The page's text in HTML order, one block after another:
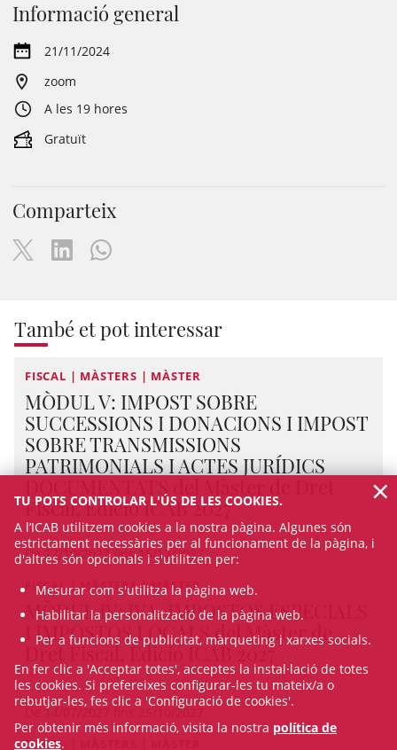
Informació general
21/11/2024
zoom
A les 19 hores
Gratuït
Comparteix
També et pot interessar
FISCAL | MÀSTERS | MÀSTER
MÒDUL V: IMPOST SOBRE
SUCCESSIONS I DONACIONS I IMPOST
SOBRE TRANSMISSIONS
PATRIMONIALS I ACTES JURÍDICS
Fiscal, Edició ICAB 2027
De 27/10/2027 fins 15/12/2027
FISCAL | MÀSTERS | MÀSTER
MÒDUL IV: IVA, IMPOSTOS ESPECIALS
I IMPOSTOS LOCALS del Màster de
Dret Fiscal, Edició ICAB 2027
De 14/07/2027 fins 25/10/2027
FISCAL | MÀSTERS | MÀSTER
TU POTS CONTROLAR L'ÚS DE LES COOKIES.
A l’ICAB utilitzem cookies a la nostra pàgina. Algunes són
estrictament necessàries per al funcionament de la pàgina, i
d'altres són opcionals i s'utilitzen per:
Mesurar com s'utilitza la pàgina web.
Habilitar la personalització de la pàgina web.
Per a funcions de publicitat, màrqueting i xarxes socials.
En fer clic a 'Acceptar totes', acceptes la instal·lació de totes
les cookies. Si prefereixes configurar-les tu mateix/a o
rebutjar-les, fes clic a 'Configuració de cookies'.
Per obtenir més informació, visita la nostra política de
cookies.
×